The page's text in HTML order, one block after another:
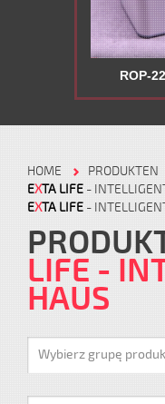
ROP-
HOME
PRODUKTEN
EXTA LIFE -
EXTA LIFE -
LIFE -
HAUS
Wybierz grupę